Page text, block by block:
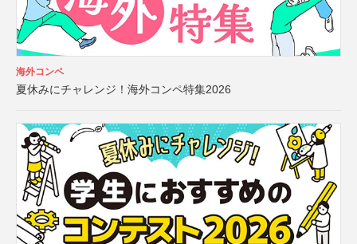
海外コンペ
夏休みにチャレンジ！海外コンペ特集2026